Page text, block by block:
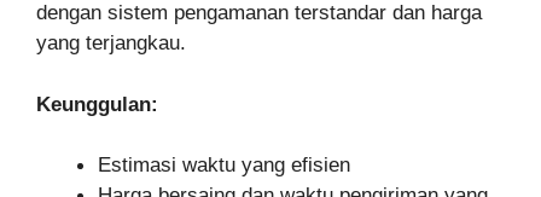
dengan sistem pengamanan terstandar dan harga
yang terjangkau.
Keunggulan:
Estimasi waktu yang efisien